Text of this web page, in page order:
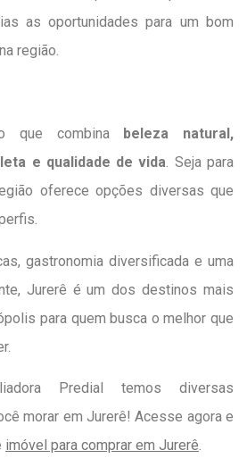
as oportunidades para um bom
região.
que combina
beleza natural,
e qualidade de vida. Seja para
oferece opções diversas que
gastronomia diversificada e uma
Jurerê é um dos destinos mais
para quem busca o melhor que
Predial temos diversas
morar em Jurerê! Acesse agora e
imóvel para comprar em Jurerê.